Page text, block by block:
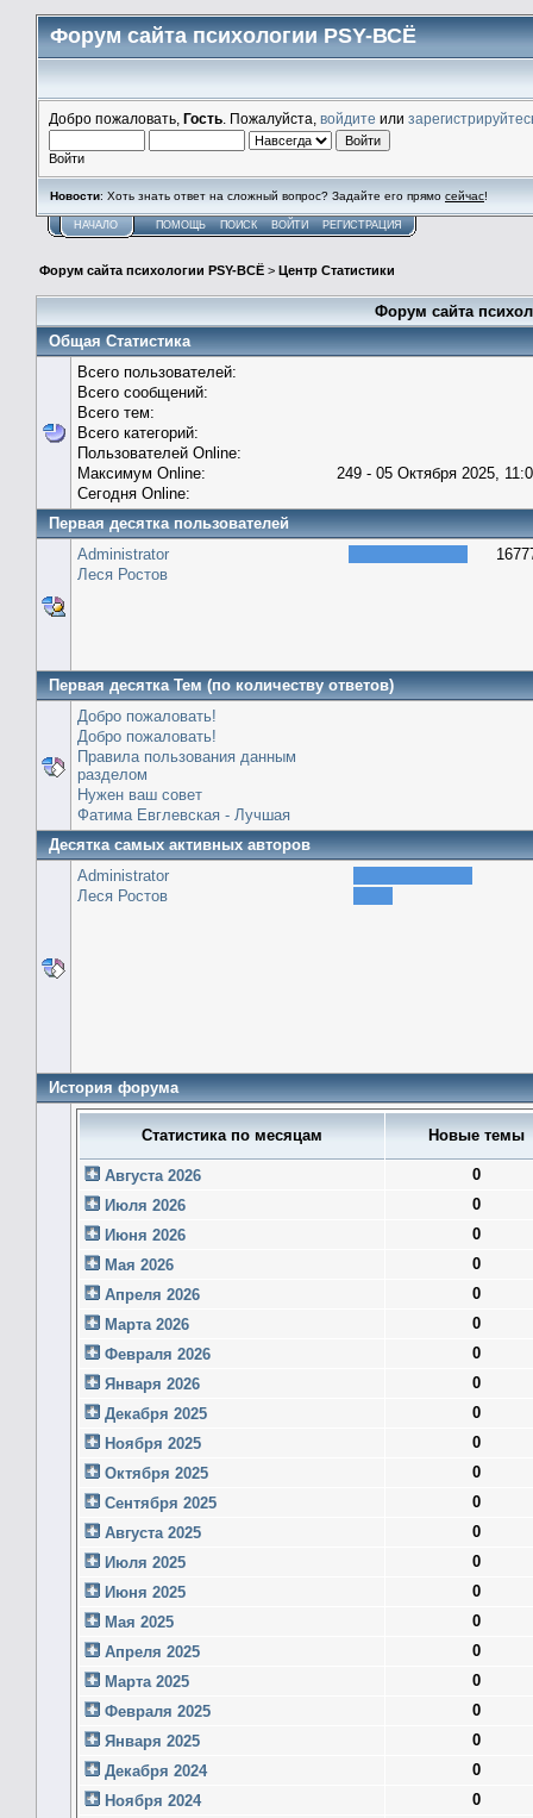
Форум сайта психологии PSY-ВСЁ
Добро пожаловать, Гость . Пожалуйста, войдите или
Войти
Новости: Хоть знать ответ на сложный вопрос? Задайте его прямо сейчас!
НАЧАЛО ПОМОЩЬ ПОИСК ВОЙТИ РЕГИСТРАЦИЯ
Форум сайта психологии PSY-ВСЁ > Центр Статистики
Форум сайта
Общая Статистика
Всего пользователей:
Всего сообщений:
Всего тем:
Всего категорий:
Пользователей Online:
Максимум Online:
249 - 05 Октября 2025,
Сегодня Online:
Первая десятка пользователей
Administrator
Леся Ростов
Первая десятка Тем (по количеству ответов)
Добро пожаловать!
Добро пожаловать!
Правила пользования данным
разделом
Нужен ваш совет
Фатима Евглевская - Лучшая
Десятка самых активных авторов
Administrator
Леся Ростов
История форума
Статистика по месяцам Новые темы
Августа 2026
0
Июля 2026
0
Июня 2026
0
Мая 2026
0
Апреля 2026
0
Марта 2026
0
Февраля 2026
0
Января 2026
0
Декабря 2025
0
Ноября 2025
0
Октября 2025
0
Сентября 2025
0
Августа 2025
0
Июля 2025
0
Июня 2025
0
Мая 2025
0
Апреля 2025
0
Марта 2025
0
Февраля 2025
0
Января 2025
0
Декабря 2024
0
Ноября 2024
0